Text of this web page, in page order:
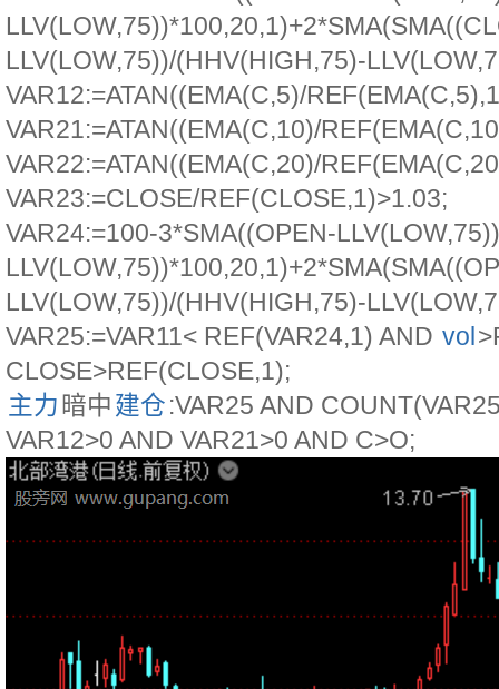
LLV(LOW,75))/(HHV(HIGH,75)-
VAR12:=ATAN((EMA(C,5)/
VAR21:=ATAN((EMA(C,10)/
VAR22:=ATAN((EMA(C,20)/
VAR23:=CLOSE/REF(CLOSE,1)>1.03;
VAR24:=100-3*SMA((OPEN-
LLV(LOW,75))/(HHV(HIGH,75)-
VAR25:=VAR11< REF(VAR24,1) AND vol
CLOSE>REF(CLOSE,1);
主力 暗中建仓:VAR25 AND
VAR12>0 AND VAR21>0 AND C>O;